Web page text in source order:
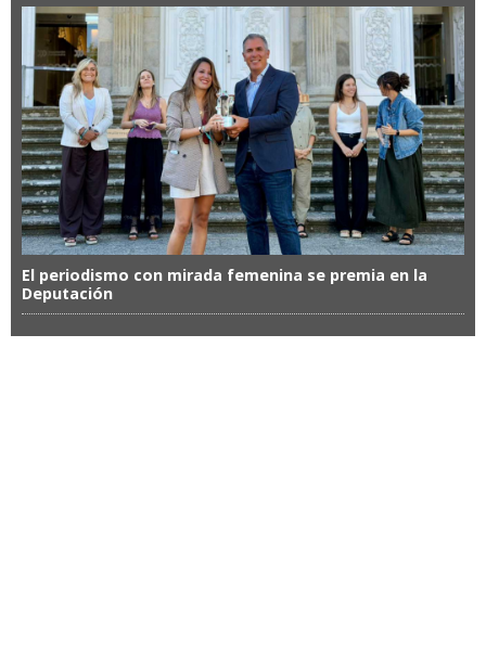
El periodismo con mirada femenina se premia en la
Deputación